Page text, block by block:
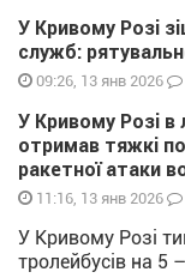
У Кривому Розі
служб:
09:26, 13 янв 2026
У Кривому Розі в
отримав тяжкі
ракетної атаки
11:16, 13 янв 2026
У Кривому Розі
тролейбусів на 5